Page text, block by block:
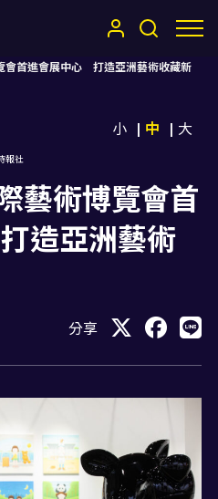
首進會展中心 打造亞洲藝術收藏新
小 中 大
報社
藝術博覽會首
造亞洲藝術
分享